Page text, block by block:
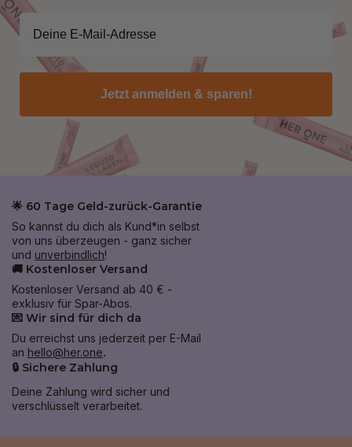
Jetzt anmelden & sparen!
🌟 60 Tage Geld-zurück-Garantie
So kannst du dich als Kund*in selbst
von uns überzeugen - ganz sicher
und unverbindlich!
🚚 Kostenloser Versand
Kostenloser Versand ab 40 € -
exklusiv für Spar-Abos.
💌 Wir sind für dich da
Du erreichst uns jederzeit per E-Mail
an hello@her.one.
🔒 Sichere Zahlung
Deine Zahlung wird sicher und
verschlüsselt verarbeitet.